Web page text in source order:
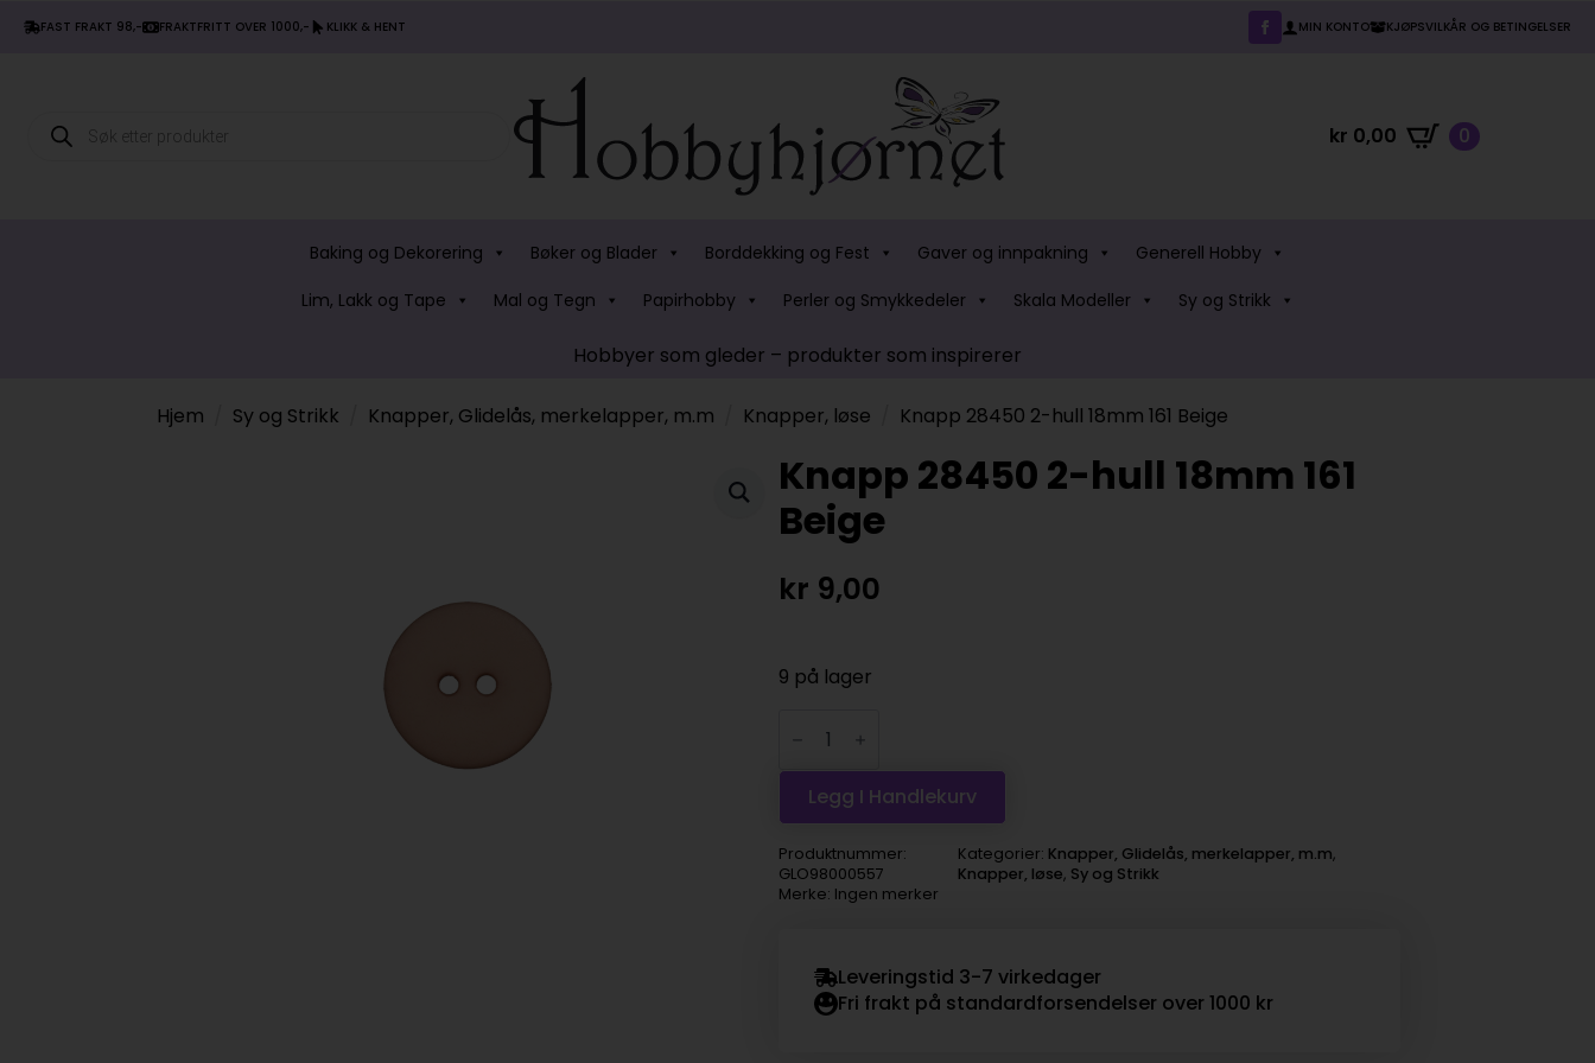
FAST FRAKT 98,- FRAKTFRITT OVER 1000,- KLIKK & HENT MIN KONTO KJØPSVILKÅR OG BETINGELSER
Products
search kr 0,00 0
Baking og Dekorering Bøker og Blader Borddekking og Fest Gaver og innpakning
Generell Hobby
Lim, Lakk og Tape
Mal og Tegn Papirhobby Perler og Smykkedeler Skala Modeller Sy og Strikk
Hobbyer som gleder – produkter som inspirerer
Hjem Sy og Strikk Knapper, Glidelås, merkelapper, m.m Knapper, løse Knapp 28450 2-hull 18mm 161 Beige
Knapp 28450 2-hull 18mm 161
Beige
kr 9,00
9 på lager
28450
hull
18mm
Beige
antall
Legg I Handlekurv
Produktnummer:
GLO98000557
Kategorier: Knapper, Glidelås, merkelapper, m.m,
Knapper, løse, Sy og Strikk
Merke: Ingen merker
Leveringstid 3-7 virkedager
Fri frakt på standardforsendelser over 1000 kr